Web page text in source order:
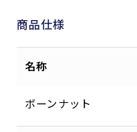
商品仕様
名称
ボーンナット